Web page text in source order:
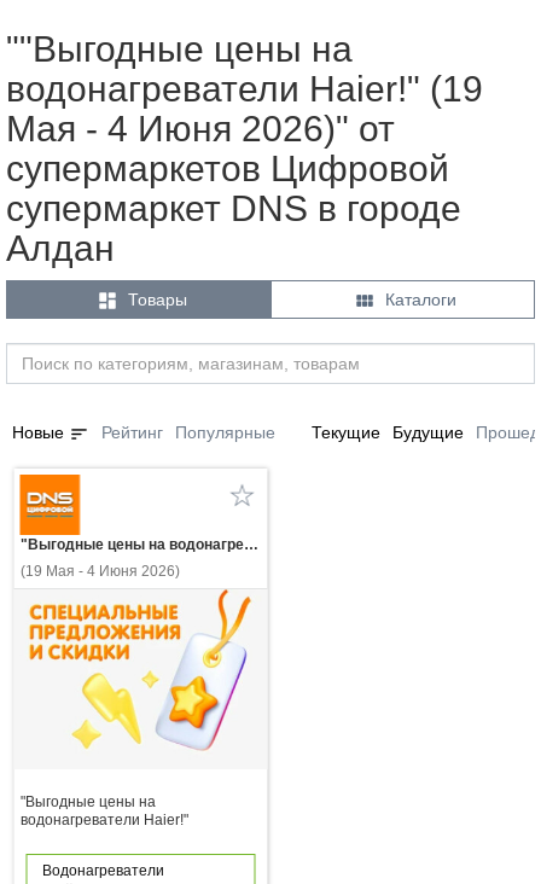
""Выгодные цены на
водонагреватели Haier!" (19
Мая - 4 Июня 2026)" от
супермаркетов Цифровой
супермаркет DNS в городе
Алдан
 Товары  Каталоги
Новые sort Рейтинг Популярные Текущие Будущие
"Выгодные цены на водонагреватели Haier!"
(19 Мая - 4 Июня 2026)
"Выгодные цены на
водонагреватели Haier!"
Водонагреватели